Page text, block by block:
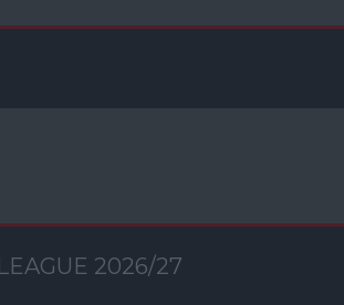
2026/27